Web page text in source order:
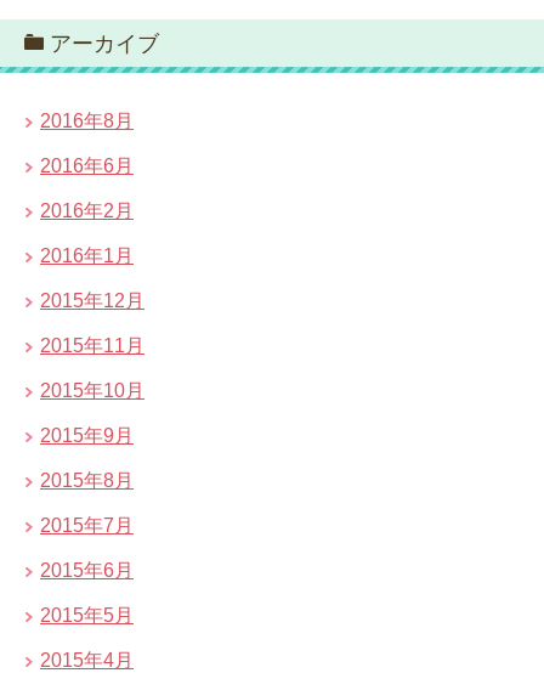
アーカイブ
2016年8月
2016年6月
2016年2月
2016年1月
2015年12月
2015年11月
2015年10月
2015年9月
2015年8月
2015年7月
2015年6月
2015年5月
2015年4月